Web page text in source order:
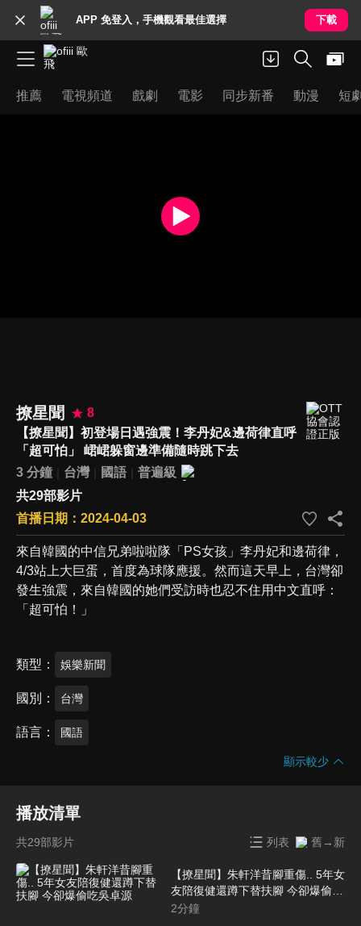
APP 免登入，手機觀看最佳選擇 下載
推薦 電視頻道 戲劇 電影 同步新番 動漫 短
撩星聞
8
【撩星聞】初登場日遇強震！李丹妃&邊荷律直呼
「超可怕」 峮峮躲窗邊準備隨時跳下去
3 分鐘
台灣 國語
普遍級
共29部影片
首播日期：2024-04-03
來自韓國的中信兄弟啦啦隊「PS女孩」李丹妃和邊荷律，
4/3站上大巨蛋，首度為球隊應援。然而這天早上，台灣卻
發生強震，來自韓國的她們受訪時也忍不住用中文直呼：
「超可怕！」
類型 娛樂新聞
國別 台灣
語言 國語
顯示較少
播放清單
共29部影片 列表 舊→新
【撩星聞】朱軒洋昔腳重傷.. 5年女
友陪復健還蹲下替扶腳 今卻爆偷吃
吳卓源
2分鐘